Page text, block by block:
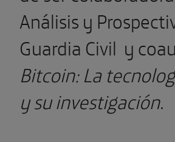
Análisis y
Guardia Civil y
Bitcoin: La
y su investigación.